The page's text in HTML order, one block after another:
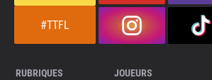
#TTFL
RUBRIQUES
JOUEURS